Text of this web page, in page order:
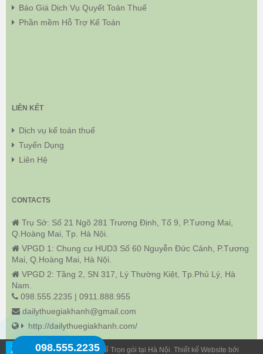
Báo Giá Dịch Vụ Quyết Toán Thuế
Phần mềm Hỗ Trợ Kế Toán
LIÊN KẾT
Dịch vụ kế toán thuế
Tuyển Dụng
Liên Hệ
CONTACTS
Trụ Sở: Số 21 Ngõ 281 Trương Định, Tổ 9, P.Tương Mai,
Q.Hoàng Mai, Tp. Hà Nội.
VPGD 1: Chung cư HUD3 Số 60 Nguyễn Đức Cảnh, P.Tương
Mai, Q.Hoàng Mai, Hà Nội.
VPGD 2: Tầng 2, SN 317, Lý Thường Kiệt, Tp.Phủ Lý, Hà
Nam.
098.555.2235 | 0911.888.955
dailythuegiakhanh@gmail.com
http://dailythuegiakhanh.com/
© 2021 Dịch Vụ Kế Toán Thuế Trọn gói tại Hà Nội. Thiết kế Website bởi
X 098.555.2235